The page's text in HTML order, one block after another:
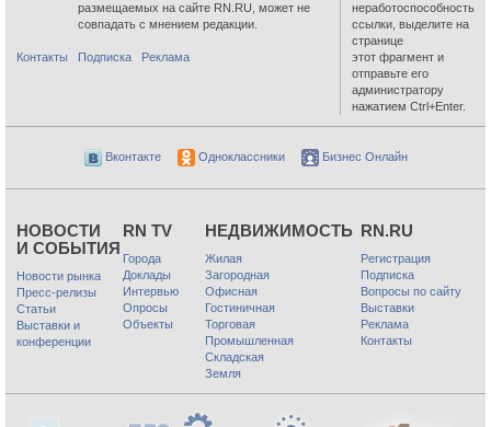
размещаемых на сайте RN.RU, может не
совпадать с мнением редакции.
Контакты Подписка Реклама
неработоспособность
ссылки, выделите на
странице
этот фрагмент и
отправьте его
администратору
нажатием Ctrl+Enter.
Вконтакте Одноклассники Бизнес Онлайн
НОВОСТИ
И СОБЫТИЯ
Новости рынка
Пресс-релизы
Статьи
Выставки и
конференции
RN TV
Города
Доклады
Интервью
Опросы
Объекты
НЕДВИЖИМОСТЬ
Жилая
Загородная
Офисная
Гостиничная
Торговая
Промышленная
Складская
Земля
RN.RU
Регистрация
Подписка
Вопросы по сайту
Выставки
Реклама
Контакты